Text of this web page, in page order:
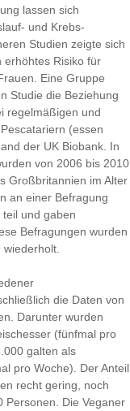
lassen sich
und Krebs-
Studien zeigte sich
erhöhtes Risiko für
Eine Gruppe
Studie die Beziehung
regelmäßigen und
(essen
der UK Biobank. In
von 2006 bis 2010
Großbritannien im Alter
an einer Befragung
und gaben
Befragungen wurden
die Daten von
Darunter wurden
(fünfmal pro
galten als
pro Woche). Der Anteil
recht gering, noch
Personen. Die Veganer